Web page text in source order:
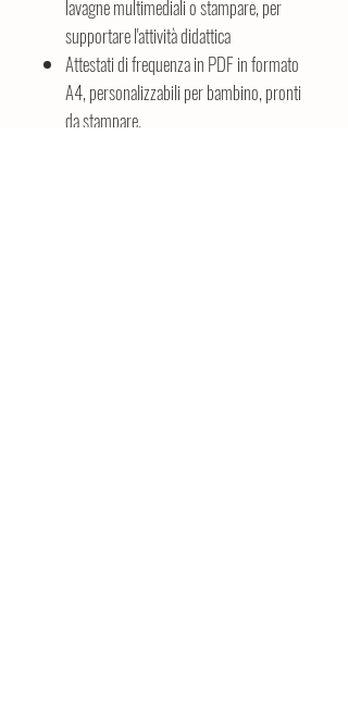
lavagne multimediali o stampare, per
supportare l'attività didattica
Attestati di frequenza in PDF in formato
A4, personalizzabili per bambino​, pronti
da stampare.